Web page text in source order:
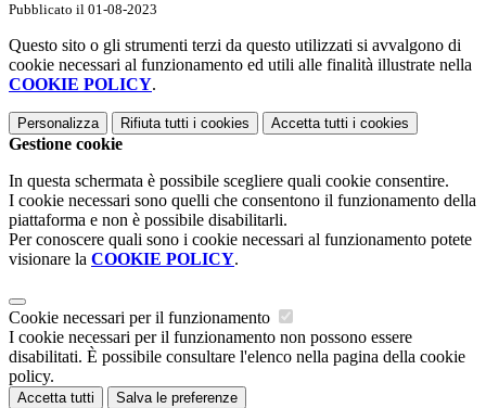
Pubblicato il 01-08-2023
Questo sito o gli strumenti terzi da questo utilizzati si avvalgono di
cookie necessari al funzionamento ed utili alle finalità illustrate nella
COOKIE POLICY.
Personalizza Rifiuta tutti i cookies Accetta tutti i cookies
Gestione cookie
In questa schermata è possibile scegliere quali cookie consentire.
I cookie necessari sono quelli che consentono il funzionamento della
piattaforma e non è possibile disabilitarli.
Per conoscere quali sono i cookie necessari al funzionamento potete
visionare la COOKIE POLICY.
Cookie necessari per il funzionamento
I cookie necessari per il funzionamento non possono essere
disabilitati. È possibile consultare l'elenco nella pagina della cookie
policy.
Accetta tutti Salva le preferenze